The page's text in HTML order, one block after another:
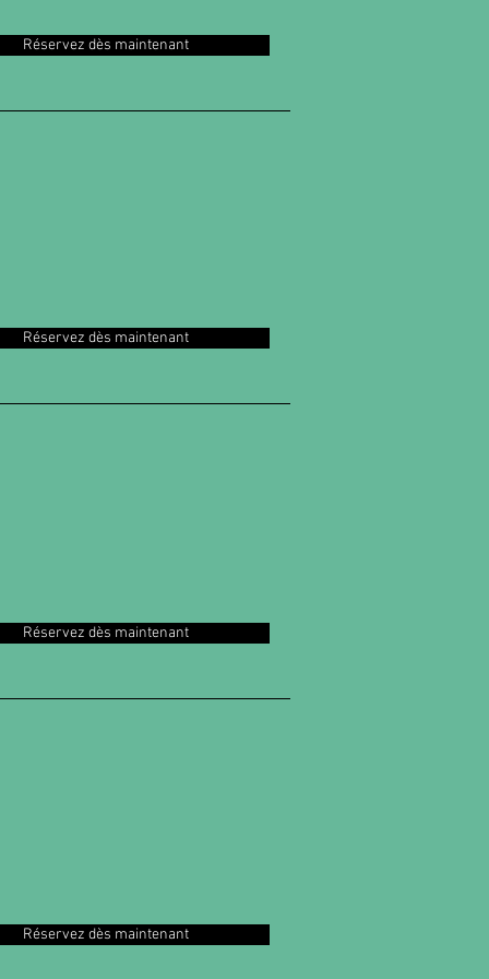
Réservez dès maintenant
Réservez dès maintenant
Réservez dès maintenant
Réservez dès maintenant